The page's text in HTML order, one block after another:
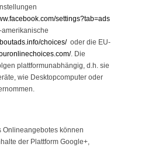
settings?tab=ads
choices/oder die EU-
. Die
plattformunabhängig, d.h. sie
wie Desktopcomputer oder
Onlineangebotes können
der Plattform Google+,